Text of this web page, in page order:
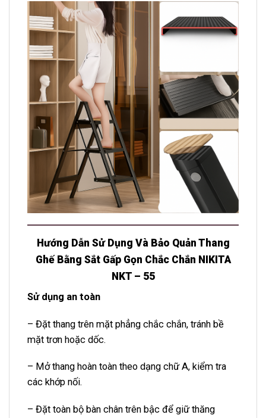
Hướng Dẫn Sử Dụng Và Bảo Quản Thang
Ghế Bằng Sắt Gấp Gọn Chắc Chắn NIKITA
NKT – 55
Sử dụng an toàn
– Đặt thang trên mặt phẳng chắc chắn, tránh bề
mặt trơn hoặc dốc.
– Mở thang hoàn toàn theo dạng chữ A, kiểm tra
các khớp nối.
– Đặt toàn bộ bàn chân trên bậc để giữ thăng